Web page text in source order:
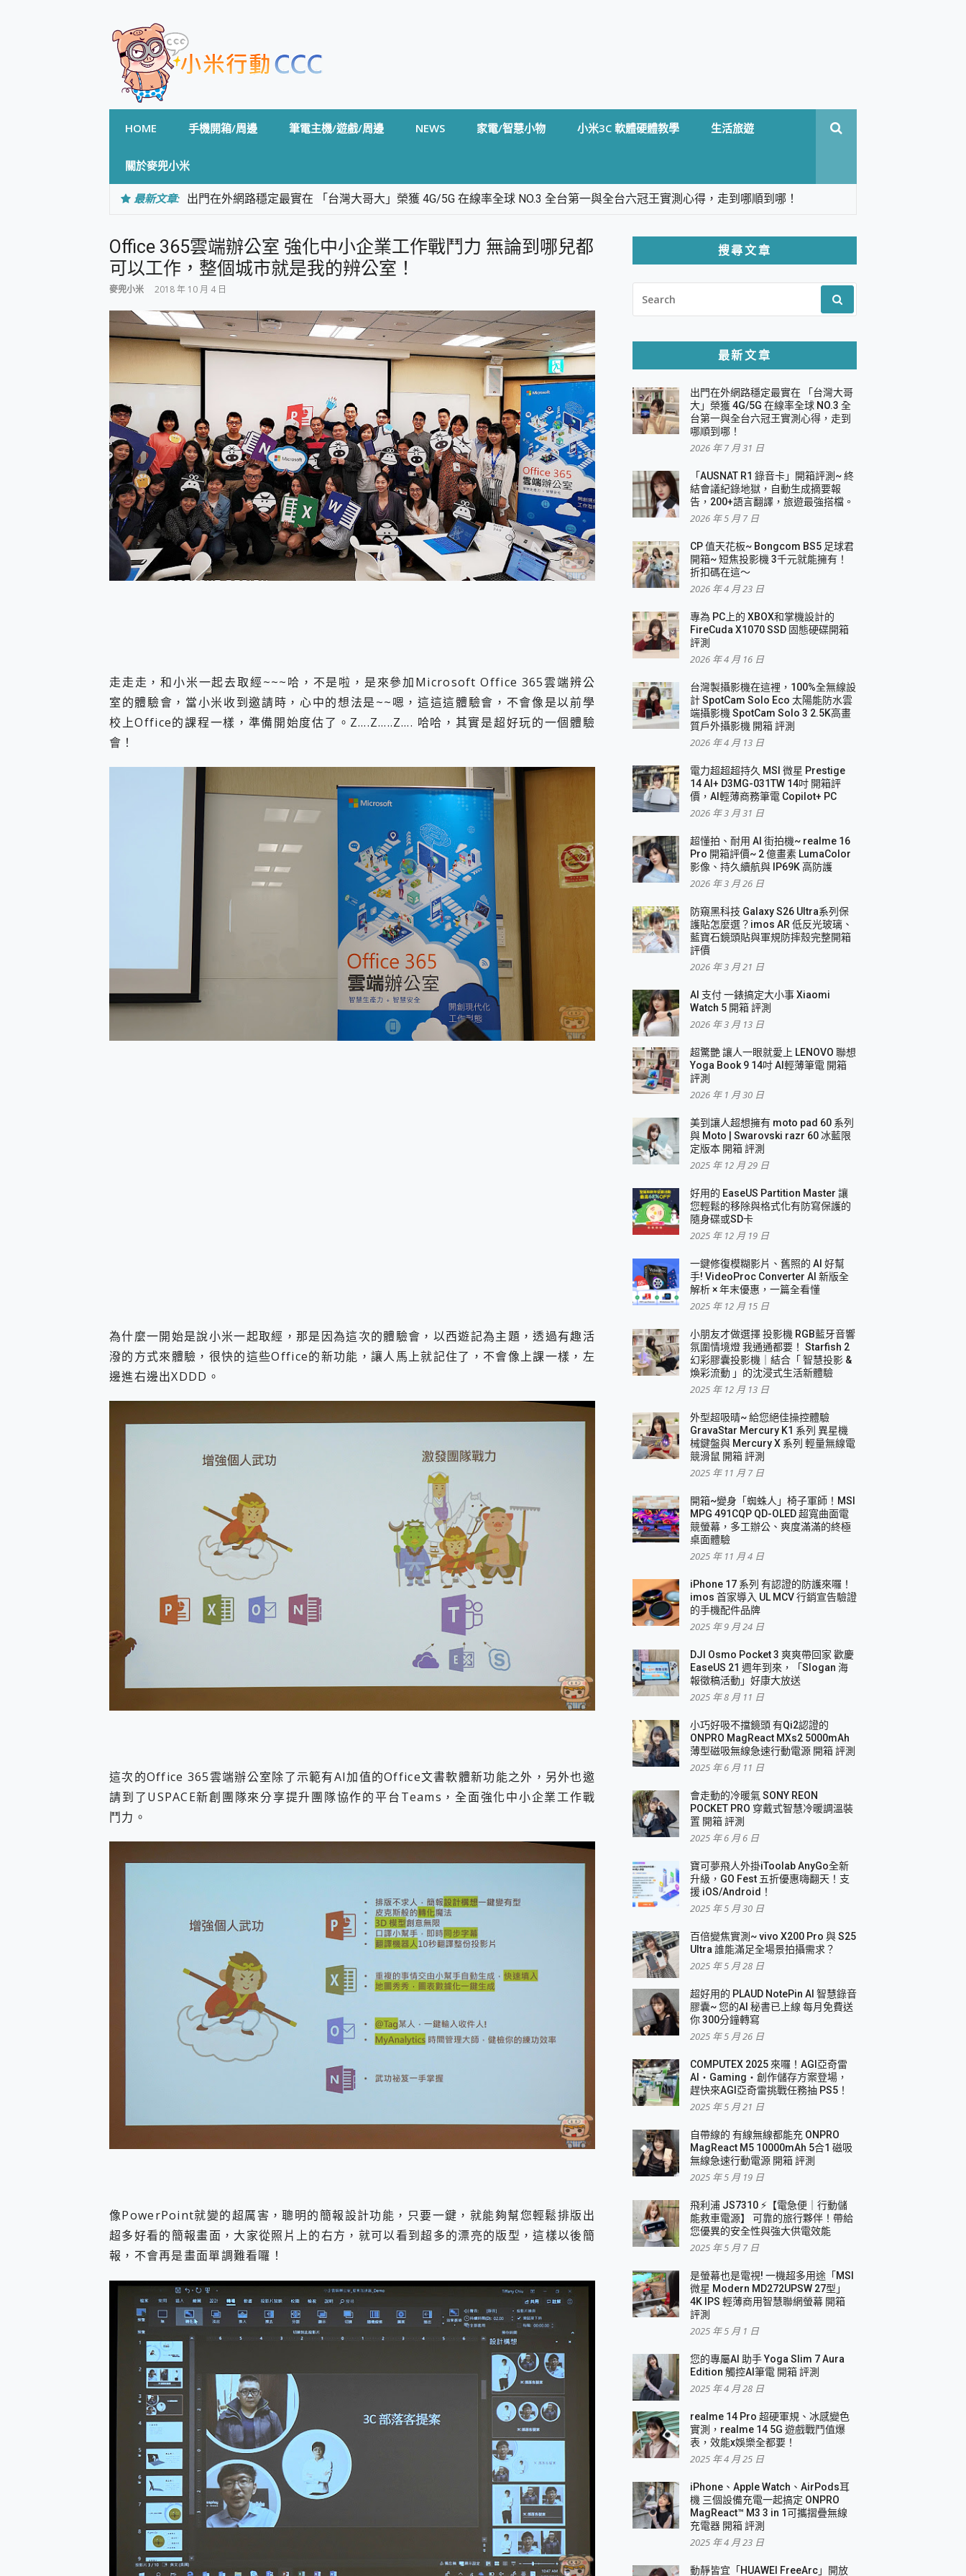
HOME 手機開箱/周邊 筆電主機/遊戲/周邊 NEWS 家電/智慧小物 小米3C 軟體硬體教學 生活旅遊
關於麥兜小米
最新文章: 出門在外網路穩定最實在 「台灣大哥大」榮獲 4G/5G 在線率全球 NO.3 全台第一與全台六冠王實測心得，走到哪順到哪！
專為 PC上的 XBOX和掌機設計的 FireCuda X1070 SSD 固態硬碟開箱 評測
台灣製攝影機在這裡，100%全無線設計 SpotCam Solo Eco 太陽能防水雲端攝影機 SpotCam Solo 3 2.5K高畫質戶外攝影機 開箱 評
電力超超超持久 MSI 微星 Prestige 14 AI+ D3MG-031TW 14吋 開箱評價，AI輕薄商務筆電 Copilot+ PC
超懂拍、耐用 AI 街拍機~ realme 16 Pro 開箱評價~ 2 億畫素 LumaColor 影像、持久續航與 IP69K 高防護
防窺黑科技 Galaxy S26 Ultra系列保護貼怎麼選？imos AR 低反光玻璃、藍寶石鏡頭貼與軍規防摔殼完整開箱評價
AI 支付 一錶搞定大小事 Xiaomi Watch 5 開箱 評測
超驚艷 讓人一眼就愛上 LENOVO 聯想 Yoga Book 9 14吋 AI輕薄筆電 開箱 評測
美到讓人超想擁有 moto pad 60 系列 與 Moto | Swarovski razr 60 冰藍限定版本 開箱 評測
好用的 EaseUS Partition Master 讓您輕鬆的移除與格式化有防寫保護的隨身碟或SD卡
一鍵修復模糊影片、舊照的 AI 好幫手! VideoProc Converter AI 新版全解析 × 年末優惠，一篇全看懂
小朋友才做選擇 投影機 RGB藍牙音響 氛圍情境燈 我通通都要！ Starfish 2 幻彩膠囊投影機｜結合「 智慧投影 & 煥彩流動 」的沈浸
式生活新體驗
外型超吸晴~ 給您絕佳操控體驗 GravaStar Mercury K1 系列 異星機械鍵盤與 Mercury X 系列 輕量無線電競滑鼠 開箱 評測
開箱~變身「蜘蛛人」椅子軍師！MSI MPG 491CQP QD-OLED 超寬曲面電競螢幕，多工辦公、爽度滿滿的終極桌面體驗
iPhone 17 系列 有認證的防護來囉！ imos 首家導入 UL MCV 行銷宣告驗證的手機配件品牌
DJI Osmo Pocket 3 爽爽帶回家 歡慶 EaseUS 21 週年到來，「Slogan 海報徵稿活動」好康大放送
小巧好吸不擋鏡頭 有Qi2認證的 ONPRO MagReact MXs2 5000mAh薄型磁吸無線急速行動電源 開箱 評測
會走動的冷暖氣 SONY REON POCKET PRO 穿戴式智慧冷暖調溫裝置 開箱 評測
寶可夢飛人外掛iToolab AnyGo全新升級，GO Fest 五折優惠嗨翻天！支援 iOS/Android！
百倍變焦實測~ vivo X200 Pro 與 S25 Ultra 誰能滿足全場景拍攝需求？
超好用的 PLAUD NotePin AI 智慧錄音膠囊~ 您的AI 秘書已上線 每月免費送你 300分鐘轉寫
COMPUTEX 2025 來囉！AGI亞奇雷 AI・Gaming・創作儲存方案登場，趕快來AGI亞奇雷挑戰任務抽 PS5！
自帶線的 有線無線都能充 ONPRO MagReact M5 10000mAh 5合1 磁吸無線急速行動電源 開箱 評測
飛利浦 JS7310 ⚡【電急便｜行動儲能救車電源】 可靠的旅行夥伴！帶給您優異的安全性與強大供電效能
是螢幕也是電視! 一機超多用途「MSI微星 Modern MD272UPSW 27型」 4K IPS 輕薄商用智慧聯網螢幕 開箱 評測
iPhone、Apple Watch、AirPods耳機 三個設備充電一起搞定 ONPRO MagReact™ M3 3 in 1可攜摺疊無線充電器 開箱 評測
動靜皆宜「HUAWEI FreeArc」開放式耳掛耳機，無感配戴! 超穩超服貼，音質、通話也很優質
好玩好拍 vivo V50 ~ 口袋裡的 Zeiss 潮流攝影棚!
B&O 精品級音響! Home+ 中嘉寬頻 SoundBox 劇院串流盒 開箱 評測
2億 APO蔡司長焦神機降臨~ vivo X200 Pro、vivo X200 就是這麼好拍
EaseUS Vocal Remover 免費線上去聲器一鍵去除人聲 人聲 音樂分離 2024 消除人聲推薦
3 個超值 MHN 飛人工具分享~~ iToolab AnyGo 魔物獵人 Now飛人 ios教學 不出門也可以到處走
Locawhere AnyTo 寶可夢飛人 AnyTo 不出門也可以飛遍全世界
小體積 40000mAh 超大容量 一次充5個設備 充好充滿 CUKTECH 酷態科 300W 微型充電站 開箱 評測
97.3% 恢復率，資料救援就是這麼簡單 EaseUS Data Recovery Wizard Free 18.0.0 業界最好的資料救援軟體
磁碟系統大風吹 有了 磁碟管理程式 EaseUS Partition Master 就是這麼簡單
全新 SONY Xperia 1 VI 開箱! 相機實測! 長焦覆蓋更遠更清晰、2日長續航、頂尖影音娛樂效能~
Xiaomi 14 Ultra 開箱 評測~ 有深度的 Leica 影像旗艦手機! 加碼小旗艦 Xiaomi 14 開箱 評測
vivo TWS 3e 真無線藍牙耳機智慧降噪升級、音質明亮溫潤，並支援雙設備連接~
MSI Claw 掌機專屬配件包 來囉 完美保護 MSI Claw A1M-026TW 電競掌機
人像旗艦 vivo V30 系列 開箱 評測! 首搭蔡司光學鏡頭、攝影棚級柔光環、拍攝功能最好玩的美拍神機 vivo V30 Pro
多個願望一次滿足 超強散熱 微星 MSI Claw A1M-026TW 電競掌機 開箱 評測
一吸完美對位 擁有超強吸力與超好用的隱磁支架 O-ONE MAG 最會吸的行動電源 開箱 評測
OPPO 哈蘇 300mm 專業增距鏡實測：Find X9 Ultra 光學長焦隨手拍，紀錄生活就是這麼簡單
Motorola edge 70 pro 及 moto g37 power上市，登錄在送飛利浦氣炸鍋
近八千元的 Soundcore Liberty 5 Pro Max，有螢幕的耳機會是智商稅嗎?
Office 365雲端辦公室 強化中小企業工作戰鬥力 無論到哪兒都
可以工作，整個城市就是我的辨公室！
麥兜小米 2018 年 10 月 4 日
走走走，和小米一起去取經~~~哈，不是啦，是來參加Microsoft Office 365雲端辨公
室的體驗會，當小米收到邀請時，心中的想法是~~嗯，這這這體驗會，不會像是以前學
校上Office的課程一樣，準備開始度估了。Z….Z…..Z…. 哈哈，其實是超好玩的一個體驗
會！
為什麼一開始是說小米一起取經，那是因為這次的體驗會，以西遊記為主題，透過有趣活
潑的方式來體驗，很快的這些Office的新功能，讓人馬上就記住了，不會像上課一樣，左
邊進右邊出XDDD。
這次的Office 365雲端辦公室除了示範有AI加值的Office文書軟體新功能之外，另外也邀
請到了USPACE新創團隊來分享提升團隊協作的平台Teams，全面強化中小企業工作戰
鬥力。
像PowerPoint就變的超厲害，聰明的簡報設計功能，只要一鍵，就能夠幫您輕鬆排版出
超多好看的簡報畫面，大家從照片上的右方，就可以看到超多的漂亮的版型，這樣以後簡
報，不會再是畫面單調難看囉！
搜尋文章
FOR:
最新文章
出門在外網路穩定最實在 「台灣大哥
大」榮獲 4G/5G 在線率全球 NO.3 全
台第一與全台六冠王實測心得，走到
哪順到哪！
2026 年 7 月 31 日
「AUSNAT R1 錄音卡」開箱評測~ 終
結會議紀錄地獄，自動生成摘要報
告，200+語言翻譯，旅遊最強搭檔。
2026 年 5 月 7 日
CP 值天花板~ Bongcom BS5 足球君
開箱~ 短焦投影機 3千元就能擁有！
折扣碼在這～
2026 年 4 月 23 日
專為 PC上的 XBOX和掌機設計的
FireCuda X1070 SSD 固態硬碟開箱
評測
2026 年 4 月 16 日
台灣製攝影機在這裡，100%全無線設
計 SpotCam Solo Eco 太陽能防水雲
端攝影機 SpotCam Solo 3 2.5K高畫
質戶外攝影機 開箱 評測
2026 年 4 月 13 日
電力超超超持久 MSI 微星 Prestige
14 AI+ D3MG-031TW 14吋 開箱評
價，AI輕薄商務筆電 Copilot+ PC
2026 年 3 月 31 日
超懂拍、耐用 AI 街拍機~ realme 16
Pro 開箱評價~ 2 億畫素 LumaColor
影像、持久續航與 IP69K 高防護
2026 年 3 月 26 日
防窺黑科技 Galaxy S26 Ultra系列保
護貼怎麼選？imos AR 低反光玻璃、
藍寶石鏡頭貼與軍規防摔殼完整開箱
評價
2026 年 3 月 21 日
AI 支付 一錶搞定大小事 Xiaomi
Watch 5 開箱 評測
2026 年 3 月 13 日
超驚艷 讓人一眼就愛上 LENOVO 聯想
Yoga Book 9 14吋 AI輕薄筆電 開箱
評測
2026 年 1 月 30 日
美到讓人超想擁有 moto pad 60 系列
與 Moto | Swarovski razr 60 冰藍限
定版本 開箱 評測
2025 年 12 月 29 日
好用的 EaseUS Partition Master 讓
您輕鬆的移除與格式化有防寫保護的
隨身碟或SD卡
2025 年 12 月 19 日
一鍵修復模糊影片、舊照的 AI 好幫
手! VideoProc Converter AI 新版全
解析 × 年末優惠，一篇全看懂
2025 年 12 月 15 日
小朋友才做選擇 投影機 RGB藍牙音響
氛圍情境燈 我通通都要！ Starfish 2
幻彩膠囊投影機｜結合「 智慧投影 &
煥彩流動 」的沈浸式生活新體驗
2025 年 12 月 13 日
外型超吸晴~ 給您絕佳操控體驗
GravaStar Mercury K1 系列 異星機
械鍵盤與 Mercury X 系列 輕量無線電
競滑鼠 開箱 評測
2025 年 11 月 7 日
開箱~變身「蜘蛛人」椅子軍師！MSI
MPG 491CQP QD-OLED 超寬曲面電
競螢幕，多工辦公、爽度滿滿的終極
桌面體驗
2025 年 11 月 4 日
iPhone 17 系列 有認證的防護來囉！
imos 首家導入 UL MCV 行銷宣告驗證
的手機配件品牌
2025 年 9 月 24 日
DJI Osmo Pocket 3 爽爽帶回家 歡慶
EaseUS 21 週年到來，「Slogan 海
報徵稿活動」好康大放送
2025 年 8 月 11 日
小巧好吸不擋鏡頭 有Qi2認證的
ONPRO MagReact MXs2 5000mAh
薄型磁吸無線急速行動電源 開箱 評測
2025 年 6 月 11 日
會走動的冷暖氣 SONY REON
POCKET PRO 穿戴式智慧冷暖調溫裝
置 開箱 評測
2025 年 6 月 6 日
寶可夢飛人外掛iToolab AnyGo全新
升級，GO Fest 五折優惠嗨翻天！支
援 iOS/Android！
2025 年 5 月 30 日
百倍變焦實測~ vivo X200 Pro 與 S25
Ultra 誰能滿足全場景拍攝需求？
2025 年 5 月 28 日
超好用的 PLAUD NotePin AI 智慧錄音
膠囊~ 您的AI 秘書已上線 每月免費送
你 300分鐘轉寫
2025 年 5 月 26 日
COMPUTEX 2025 來囉！AGI亞奇雷
AI・Gaming・創作儲存方案登場，
趕快來AGI亞奇雷挑戰任務抽 PS5！
2025 年 5 月 21 日
自帶線的 有線無線都能充 ONPRO
MagReact M5 10000mAh 5合1 磁吸
無線急速行動電源 開箱 評測
2025 年 5 月 19 日
飛利浦 JS7310 ⚡【電急便｜行動儲
能救車電源】 可靠的旅行夥伴！帶給
您優異的安全性與強大供電效能
2025 年 5 月 7 日
是螢幕也是電視! 一機超多用途「MSI
微星 Modern MD272UPSW 27型」
4K IPS 輕薄商用智慧聯網螢幕 開箱
評測
2025 年 5 月 1 日
您的專屬AI 助手 Yoga Slim 7 Aura
Edition 觸控AI筆電 開箱 評測
2025 年 4 月 28 日
realme 14 Pro 超硬軍規、冰感變色
實測，realme 14 5G 遊戲戰鬥值爆
表，效能x娛樂全都要！
2025 年 4 月 25 日
iPhone、Apple Watch、AirPods耳
機 三個設備充電一起搞定 ONPRO
MagReact™ M3 3 in 1可攜摺疊無線
充電器 開箱 評測
2025 年 4 月 23 日
動靜皆宜「HUAWEI FreeArc」開放